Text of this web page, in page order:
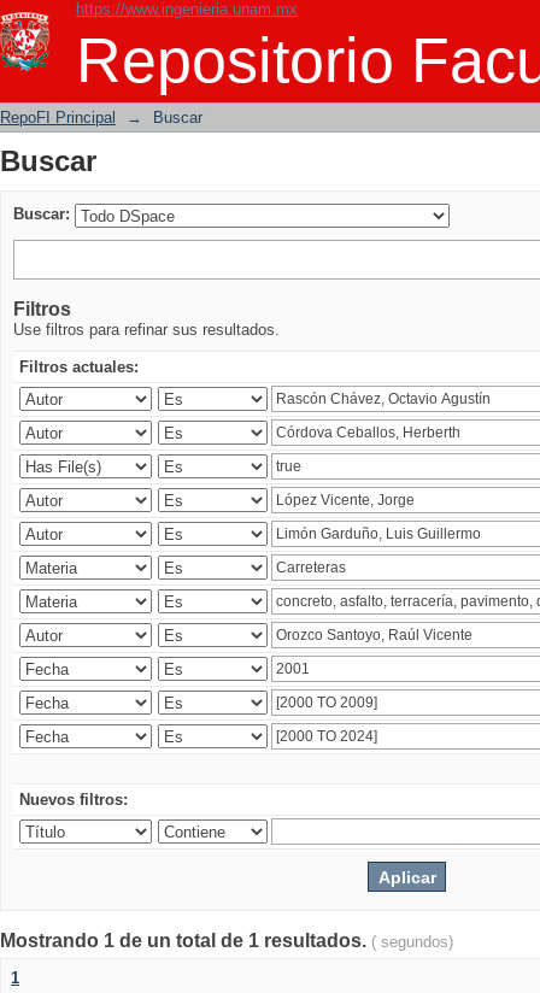
https://www.ingenieria.unam.mx
Repositorio
Buscar
RepoFI Principal → Buscar
Buscar
Buscar:
Filtros
Use filtros para refinar sus resultados.
Filtros actuales:
Nuevos filtros:
Mostrando 1 de un total de 1 resultados. ( segundos)
1